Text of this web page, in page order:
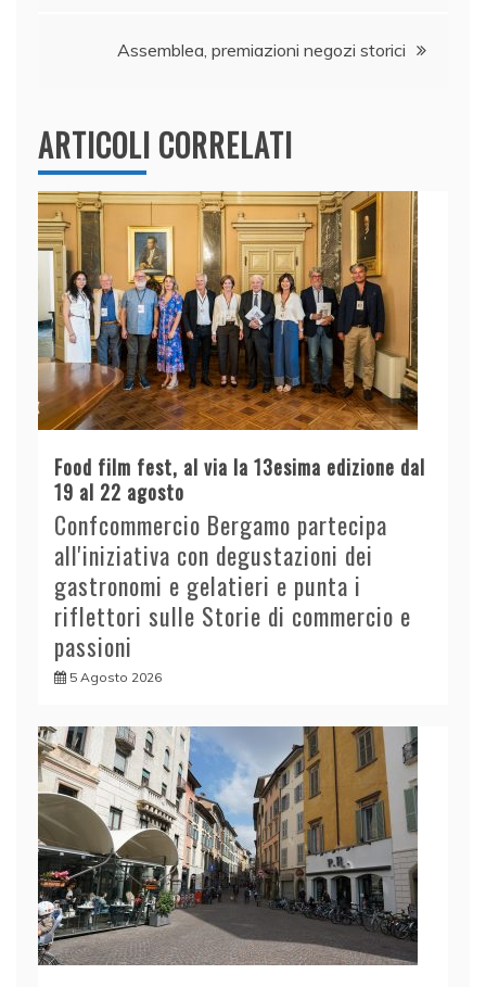
Assemblea, premiazioni negozi storici
ARTICOLI CORRELATI
Food film fest, al via la 13esima edizione dal
19 al 22 agosto
Confcommercio Bergamo partecipa
all'iniziativa con degustazioni dei
gastronomi e gelatieri e punta i
riflettori sulle Storie di commercio e
passioni
5 Agosto 2026